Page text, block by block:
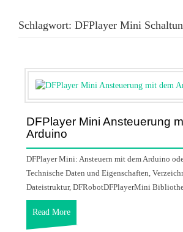
Schlagwort: DFPlayer Mini
DFPlayer Mini Ansteuerung
Arduino
DFPlayer Mini: Ansteuern mit dem Arduino
Technische Daten und Eigenschaften,
Dateistruktur, DFRobotDFPlayerMini
Read More